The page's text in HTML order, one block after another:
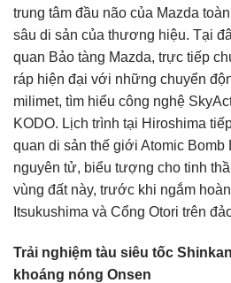
trung tâm đầu não của Mazda
sâu di sản của thương hiệu. Tại
quan Bảo tàng Mazda, trực tiếp
ráp hiện đại với những chuyển
milimet, tìm hiểu công nghệ
KODO. Lịch trình tại Hiroshima
quan di sản thế giới Atomic Bomb
nguyên tử, biểu tượng cho tinh
vùng đất này, trước khi ngắm
Itsukushima và Cổng Otori trên
Trải nghiệm tàu siêu tốc
khoáng nóng Onsen